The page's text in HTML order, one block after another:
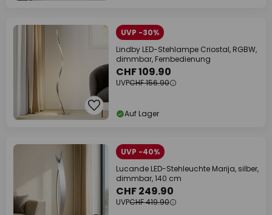
UVP -30%
Lindby LED-Stehlampe Criostal, RGBW,
dimmbar, Fernbedienung
CHF 109.90
UVPCHF 156.90
Auf Lager
UVP -40%
Lucande LED-Stehleuchte Marija, silber,
dimmbar, 140 cm
CHF 249.90
UVPCHF 419.90